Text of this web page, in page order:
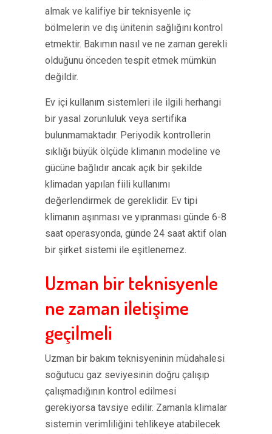
almak ve kalifiye bir teknisyenle iç
bölmelerin ve dış ünitenin sağlığını kontrol
etmektir. Bakımın nasıl ve ne zaman gerekli
olduğunu önceden tespit etmek mümkün
değildir.
Ev içi kullanım sistemleri ile ilgili herhangi
bir yasal zorunluluk veya sertifika
bulunmamaktadır. Periyodik kontrollerin
sıklığı büyük ölçüde klimanın modeline ve
gücüne bağlıdır ancak açık bir şekilde
klimadan yapılan fiili kullanımı
değerlendirmek de gereklidir. Ev tipi
klimanın aşınması ve yıpranması günde 6-8
saat operasyonda, günde 24 saat aktif olan
bir şirket sistemi ile eşitlenemez.
Uzman bir teknisyenle
ne zaman iletişime
geçilmeli
Uzman bir bakım teknisyeninin müdahalesi
soğutucu gaz seviyesinin doğru çalışıp
çalışmadığının kontrol edilmesi
gerekiyorsa tavsiye edilir. Zamanla klimalar
sistemin verimliliğini tehlikeye atabilecek